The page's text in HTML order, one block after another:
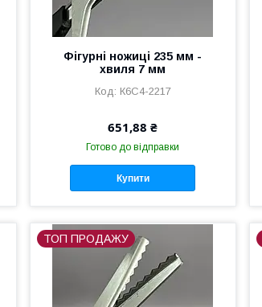
Фігурні ножиці 235 мм -
хвиля 7 мм
К6С4-2217
651,88 ₴
Готово до відправки
Купити
ТОП ПРОДАЖУ